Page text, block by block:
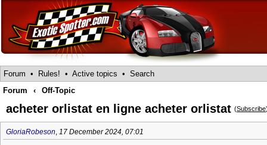
Forum • Rules! • Active topics • Search
Forum
‹ Off-Topic
acheter orlistat en ligne acheter orlistat (Subscribe
GloriaRobeson, 17 December 2024, 07:01